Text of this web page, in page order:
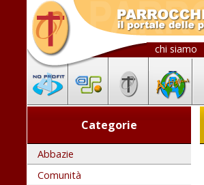
chi siamo
Categorie
Abbazie
Comunità